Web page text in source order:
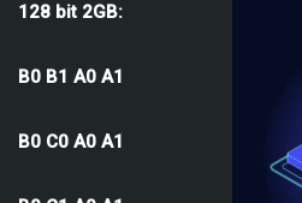
128 bit 2GB:
B0 B1 A0 A1
B0 C0 A0 A1